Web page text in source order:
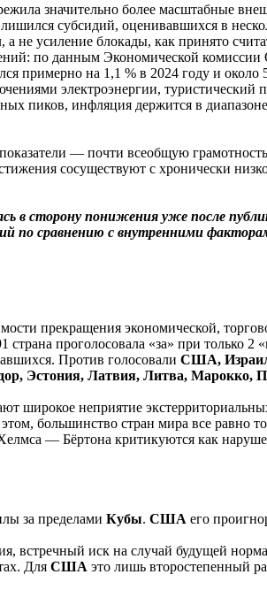
значительно более масштабные
лишился субсидий, оценивавшихся в
не усиление блокады, как принято
по данным Экономической
примерно на 1,1 % в 2024 году и около
электроэнергии,
пиков, инфляция держится в
— почти всеобщую
сосуществуют с хронически
сторону понижения уже после
по сравнению с внутренними
прекращения экономической,
проголосовала «за» при только
Против голосовали США,
Эстония, Латвия, Литва,
неприятие
большинство стран мира все равно
— Бёртона критикуются как
за пределами Кубы. США его
встречный иск на случай будущей
Для США это лишь второстепенный